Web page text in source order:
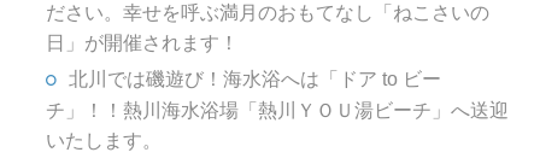
ださい。幸せを呼ぶ満月のおもてなし「ねこさいの
日」が開催されます！
北川では磯遊び！海水浴へは「ドア to ビー
チ」！！熱川海水浴場「熱川ＹＯＵ湯ビーチ」へ送迎
いたします。